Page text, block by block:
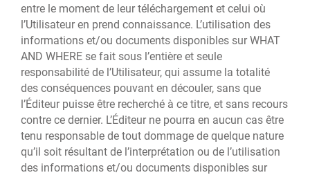
entre le moment de leur téléchargement et celui où
l’Utilisateur en prend connaissance. L’utilisation des
informations et/ou documents disponibles sur WHAT
AND WHERE se fait sous l’entière et seule
responsabilité de l’Utilisateur, qui assume la totalité
des conséquences pouvant en découler, sans que
l’Éditeur puisse être recherché à ce titre, et sans recours
contre ce dernier. L’Éditeur ne pourra en aucun cas être
tenu responsable de tout dommage de quelque nature
qu’il soit résultant de l’interprétation ou de l’utilisation
des informations et/ou documents disponibles sur